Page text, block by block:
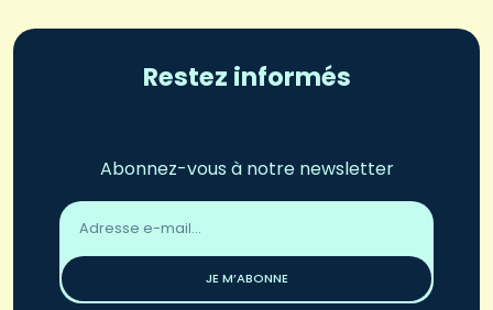
Restez informés
Abonnez-vous à notre newsletter
Adresse
email
JE M’ABONNE